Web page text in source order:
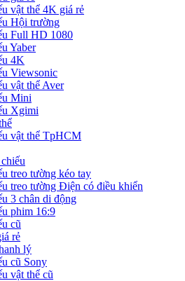
vật thể 4K giá rẻ
Hội trường
Full HD 1080
Yaber
4K
Viewsonic
vật thể Aver
Mini
Xgimi
vật thể TpHCM
treo tường kéo tay
treo tường Điện có điều khiển
3 chân di động
phim 16:9
cũ
rẻ
lý
cũ Sony
vật thể cũ